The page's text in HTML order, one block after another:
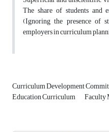
The share of students and
(Ignoring the presence of
employers in curriculum
Curriculum Development
Education Curriculum Faculty